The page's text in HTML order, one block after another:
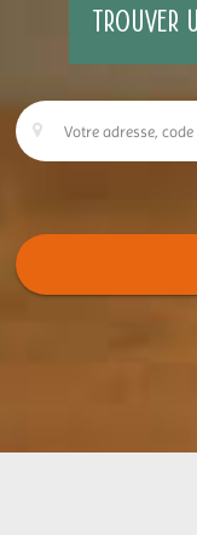
TROUVER